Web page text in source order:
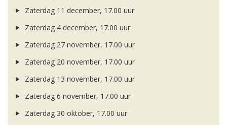
Zaterdag 11 december, 17.00 uur
Zaterdag 4 december, 17.00 uur
Zaterdag 27 november, 17.00 uur
Zaterdag 20 november, 17.00 uur
Zaterdag 13 november, 17.00 uur
Zaterdag 6 november, 17.00 uur
Zaterdag 30 oktober, 17.00 uur